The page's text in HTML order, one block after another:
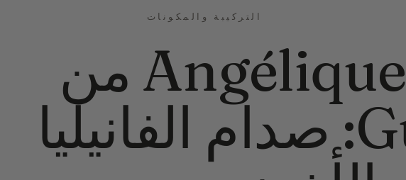
التركيبة والمكونات
Angélique Noire من
Guerlain: صدام الفانيليا